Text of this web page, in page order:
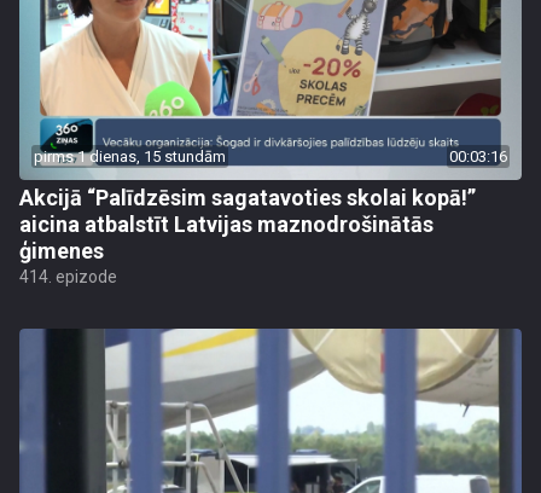
pirms 1 dienas, 15 stundām 00:03:16
Akcijā “Palīdzēsim sagatavoties skolai kopā!”
aicina atbalstīt Latvijas maznodrošinātās
ģimenes
414. epizode